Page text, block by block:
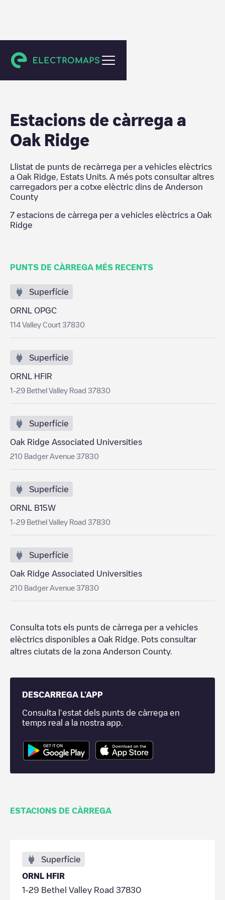
Anderson County
Estacions de càrrega a
Oak Ridge
Llistat de punts de recàrrega per a vehicles elèctrics
a Oak Ridge Estats Units . A més pots consultar altres
carregadors per a cotxe elèctric dins de Anderson
County
7 estacions de càrrega per a vehicles elèctrics a Oak
Ridge
PUNTS DE CÀRREGA MÉS RECENTS
Superfície
ORNL OPGC
114 Valley Court 37830
Superfície
ORNL HFIR
1-29 Bethel Valley Road 37830
Superfície
Oak Ridge Associated Universities
210 Badger Avenue 37830
Superfície
ORNL B15W
1-29 Bethel Valley Road 37830
Superfície
Oak Ridge Associated Universities
210 Badger Avenue 37830
Consulta tots els punts de càrrega per a vehicles
elèctrics disponibles a Oak Ridge . Pots consultar
altres ciutats de la zona Anderson County.
DESCARREGA L'APP
Consulta l'estat dels punts de càrrega en
temps real a la nostra app.
ESTACIONS DE CÀRREGA
Superfície
ORNL HFIR
1-29 Bethel Valley Road 37830